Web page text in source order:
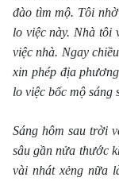
đào tìm mộ. Tôi
lo việc này. Nhà tôi
việc nhà. Ngay
xin phép địa
lo việc bốc mộ sáng
Sáng hôm sau trời
sâu gần nửa thước
vài nhát xẻng nữa